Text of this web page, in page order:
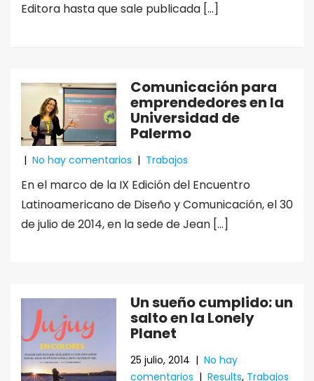
Editora hasta que sale publicada […]
Comunicación para
emprendedores en la
Universidad de
Palermo
| No hay comentarios | Trabajos
En el marco de la IX Edición del Encuentro
Latinoamericano de Diseño y Comunicación, el 30
de julio de 2014, en la sede de Jean […]
Un sueño cumplido: un
salto en la Lonely
Planet
25 julio, 2014 | No hay
comentarios | Results, Trabajos